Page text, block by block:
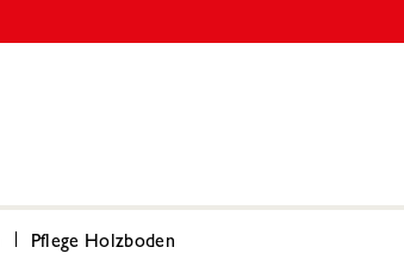
Pflege Holzboden